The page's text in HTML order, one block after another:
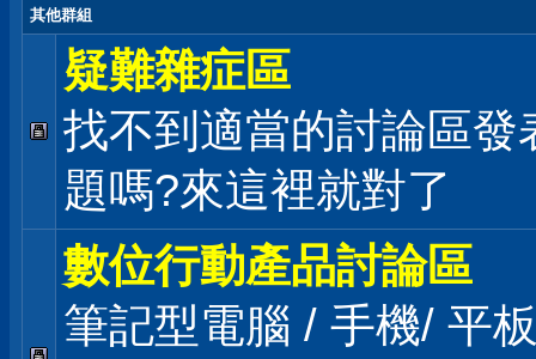
其他群組
疑難雜症區
找不到適當的討論區發
題嗎?來這裡就對了
數位行動產品討論區
筆記型電腦 / 手機/ 平